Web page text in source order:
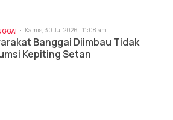
Kamis, 30 Jul 2026 | 11:08 am
Banggai Diimbau Tidak
Kepiting Setan